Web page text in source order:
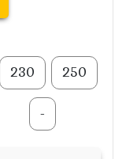
230 250
-